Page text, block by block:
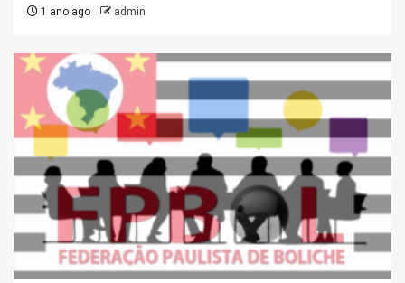
1 ano ago admin